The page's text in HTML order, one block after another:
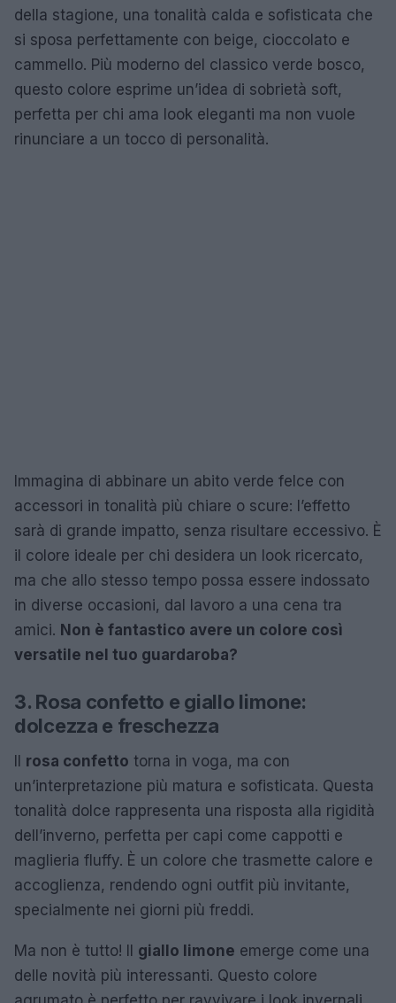
della stagione, una tonalità calda e sofisticata che
si sposa perfettamente con beige, cioccolato e
cammello. Più moderno del classico verde bosco,
questo colore esprime un’idea di sobrietà soft,
perfetta per chi ama look eleganti ma non vuole
rinunciare a un tocco di personalità.
Immagina di abbinare un abito verde felce con
accessori in tonalità più chiare o scure: l’effetto
sarà di grande impatto, senza risultare eccessivo. È
il colore ideale per chi desidera un look ricercato,
ma che allo stesso tempo possa essere indossato
in diverse occasioni, dal lavoro a una cena tra
amici. Non è fantastico avere un colore così
versatile nel tuo guardaroba?
3. Rosa confetto e giallo limone:
dolcezza e freschezza
Il rosa confetto torna in voga, ma con
un’interpretazione più matura e sofisticata. Questa
tonalità dolce rappresenta una risposta alla rigidità
dell’inverno, perfetta per capi come cappotti e
maglieria fluffy. È un colore che trasmette calore e
accoglienza, rendendo ogni outfit più invitante,
specialmente nei giorni più freddi.
Ma non è tutto! Il giallo limone emerge come una
delle novità più interessanti. Questo colore